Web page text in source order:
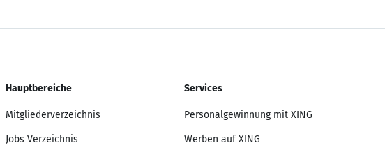
Hauptbereiche
Mitgliederverzeichnis
Jobs Verzeichnis
Services
Personalgewinnung mit XING
Werben auf XING